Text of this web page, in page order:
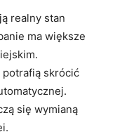
realny stan
ma większe
potrafią skrócić
się wymianą